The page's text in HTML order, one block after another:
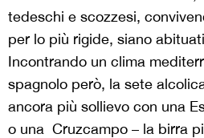
tedeschi e scozzesi,
per lo più rigide, siano
Incontrando un clima
spagnolo però, la sete
ancora più sollievo con una
o una Cruzcampo – la birra